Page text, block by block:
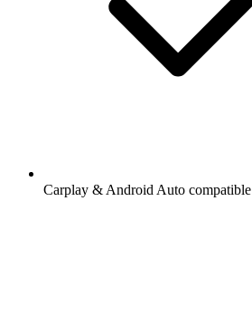
Carplay & Android Auto compatible